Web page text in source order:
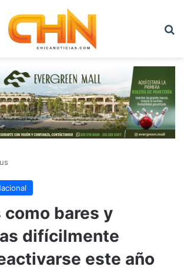
como bares y
difícilmente
este año